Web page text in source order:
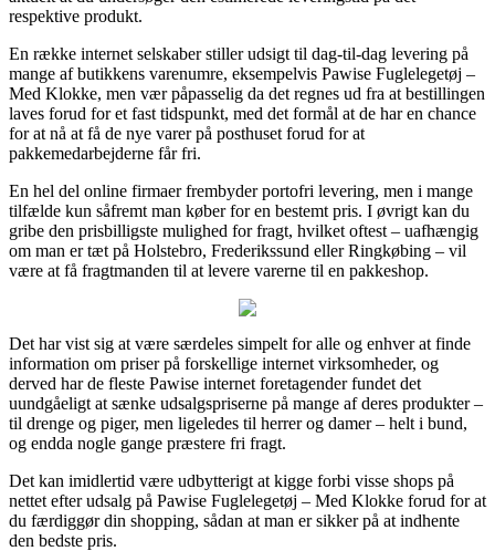
respektive produkt.
En række internet selskaber stiller udsigt til dag-til-dag levering på
mange af butikkens varenumre, eksempelvis Pawise Fuglelegetøj –
Med Klokke, men vær påpasselig da det regnes ud fra at bestillingen
laves forud for et fast tidspunkt, med det formål at de har en chance
for at nå at få de nye varer på posthuset forud for at
pakkemedarbejderne får fri.
En hel del online firmaer frembyder portofri levering, men i mange
tilfælde kun såfremt man køber for en bestemt pris. I øvrigt kan du
gribe den prisbilligste mulighed for fragt, hvilket oftest – uafhængig
om man er tæt på Holstebro, Frederikssund eller Ringkøbing – vil
være at få fragtmanden til at levere varerne til en pakkeshop.
Det har vist sig at være særdeles simpelt for alle og enhver at finde
information om priser på forskellige internet virksomheder, og
derved har de fleste Pawise internet foretagender fundet det
uundgåeligt at sænke udsalgspriserne på mange af deres produkter –
til drenge og piger, men ligeledes til herrer og damer – helt i bund,
og endda nogle gange præstere fri fragt.
Det kan imidlertid være udbytterigt at kigge forbi visse shops på
nettet efter udsalg på Pawise Fuglelegetøj – Med Klokke forud for at
du færdiggør din shopping, sådan at man er sikker på at indhente
den bedste pris.